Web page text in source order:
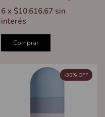
6 x $10.616,67 sin
interés
Comprar
-30% OFF